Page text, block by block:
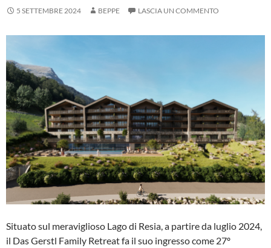
5 SETTEMBRE 2024 BEPPE LASCIA UN COMMENTO
Situato sul meraviglioso Lago di Resia, a partire da luglio 2024,
il Das Gerstl Family Retreat fa il suo ingresso come 27º